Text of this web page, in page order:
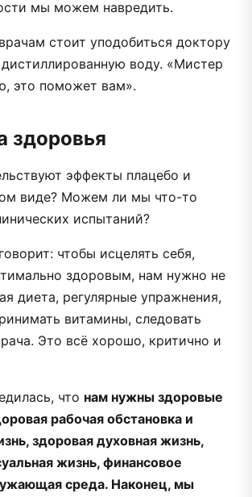
мы можем навредить.
стоит уподобиться доктору
воду. «Мистер
это поможет вам».
здоровья
эффекты плацебо и
виде? Можем ли мы что-то
испытаний?
чтобы исцелять себя,
здоровым, нам нужно не
диета, регулярные упражнения,
витамины, следовать
Это всё хорошо, критично и
что нам нужны здоровые
рабочая обстановка и
здоровая духовная жизнь,
жизнь, финансовое
среда. Наконец, мы